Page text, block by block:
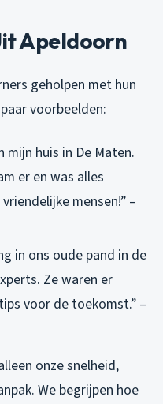
Apeldoorn
geholpen met hun
voorbeelden:
huis in De Maten.
er en was alles
mensen!” –
in ons oude pand in de
Ze waren er
voor de toekomst.” –
onze snelheid,
We begrijpen hoe